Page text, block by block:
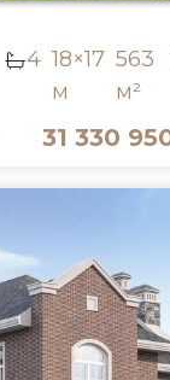
4 18×17
м
563
м²
31 330